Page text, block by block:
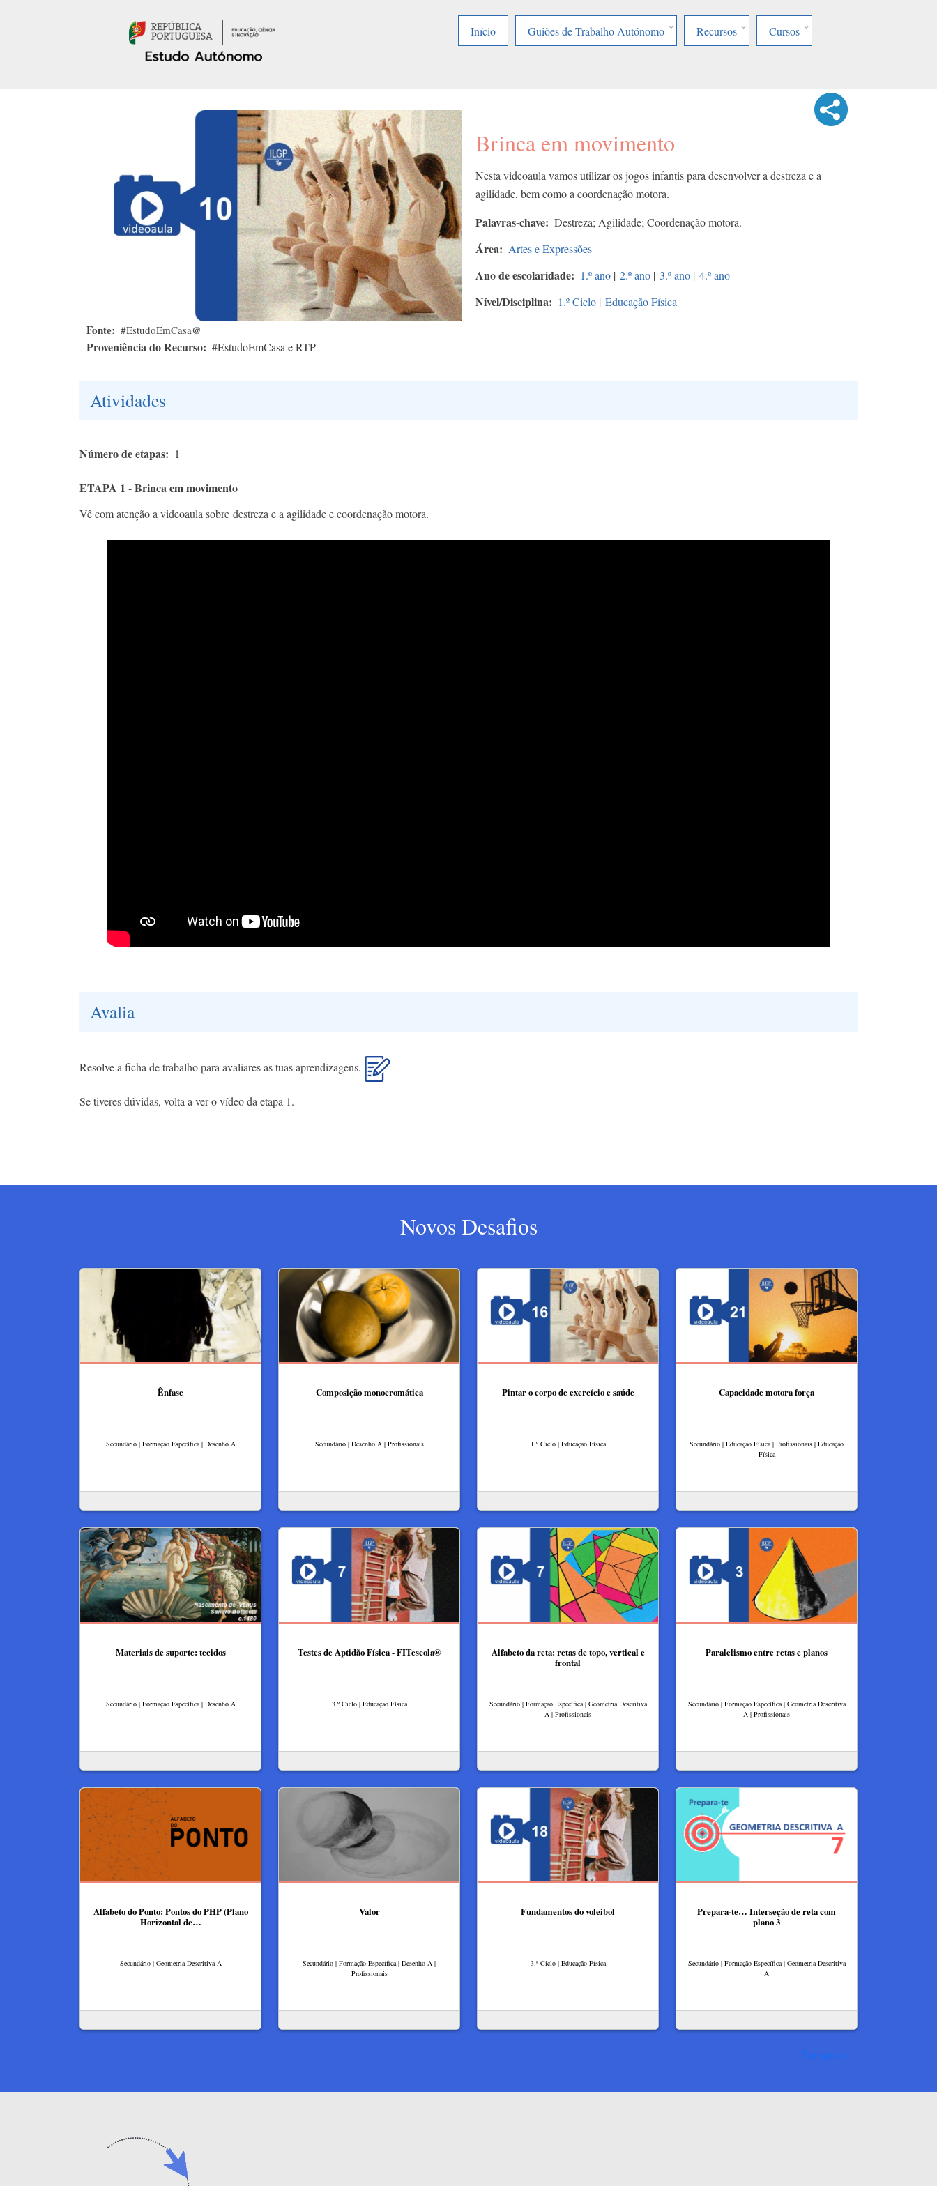
Início
Guiões de Trabalho Autónomo Recursos Cursos
Fonte #EstudoEmCasa@
Proveniência do Recurso #EstudoEmCasa e RTP
Brinca em movimento
Nesta videoaula vamos utilizar os jogos infantis para desenvolver a destreza e a
agilidade, bem como a coordenação motora.
Palavras-chave Destreza; Agilidade; Coordenação motora.
Área Artes e Expressões
Ano de escolaridade 1.º ano | 2.º ano | 3.º ano | 4.º ano
Nível/Disciplina 1.º Ciclo | Educação Física
Atividades
Número de etapas 1
ETAPA 1 - Brinca em movimento
Vê com atenção a videoaula sobre destreza e a agilidade e coordenação motora.
Avalia
Resolve a ficha de trabalho para avaliares as tuas aprendizagens.
Se tiveres dúvidas, volta a ver o vídeo da etapa 1.
Novos Desafios
Ênfase
Secundário | Formação Específica | Desenho A
Composição monocromática
Secundário | Desenho A | Profissionais
Pintar o corpo de exercício e saúde
1.º Ciclo | Educação Física
Capacidade motora força
Secundário | Educação Física | Profissionais | Educação
Física
Materiais de suporte: tecidos
Secundário | Formação Específica | Desenho A
Testes de Aptidão Física - FITescola®
3.º Ciclo | Educação Física
Alfabeto da reta: retas de topo, vertical e
frontal
Secundário | Formação Específica | Geometria Descritiva
A | Profissionais
Paralelismo entre retas e planos
Secundário | Formação Específica | Geometria Descritiva
A | Profissionais
Alfabeto do Ponto: Pontos do PHP (Plano
Horizontal de…
Secundário | Geometria Descritiva A
Valor
Secundário | Formação Específica | Desenho A |
Profissionais
Fundamentos do voleibol
3.º Ciclo | Educação Física
Prepara-te… Interseção de reta com
plano 3
Secundário | Formação Específica | Geometria Descritiva
A
Ver mais